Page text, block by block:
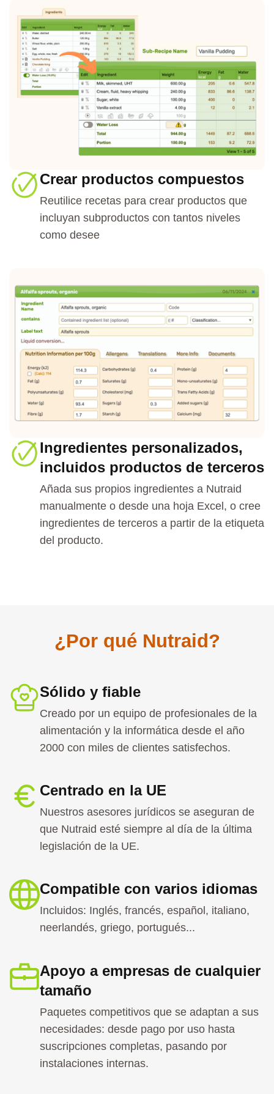
Crear productos compuestos
Reutilice recetas para crear productos que
incluyan subproductos con tantos niveles
como desee
Ingredientes personalizados,
incluidos productos de terceros
Añada sus propios ingredientes a Nutraid
manualmente o desde una hoja Excel, o cree
ingredientes de terceros a partir de la etiqueta
del producto.
¿Por qué Nutraid?
Sólido y fiable
Creado por un equipo de profesionales de la
alimentación y la informática desde el año
2000 con miles de clientes satisfechos.
Centrado en la UE
Nuestros asesores jurídicos se aseguran de
que Nutraid esté siempre al día de la última
legislación de la UE.
Compatible con varios idiomas
Incluidos: Inglés, francés, español, italiano,
neerlandés, griego, portugués...
Apoyo a empresas de cualquier
tamaño
Paquetes competitivos que se adaptan a sus
necesidades: desde pago por uso hasta
suscripciones completas, pasando por
instalaciones internas.